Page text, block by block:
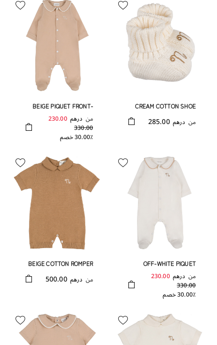
CREAM COTTON SHOE
من درهم 285.00
BEIGE PIQUET FRONT-
من درهم 230.00
330.00
30.00٪ خصم
OFF-WHITE PIQUET
من درهم 230.00
330.00
30.00٪ خصم
BEIGE COTTON ROMPER
من درهم 500.00